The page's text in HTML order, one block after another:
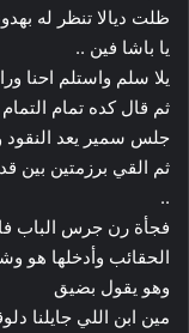
ظلت ديالا تنظر له
يا باشا فين ..
يلا سلم واستلم احنا
ثم قال كده تمام
جلس سمير يعد
ثم القي برزمتين
..
فجأة رن جرس الباب
الحقائب وأدخلها هو
وهو يقول بضيق
مين ابن اللي جايلنا